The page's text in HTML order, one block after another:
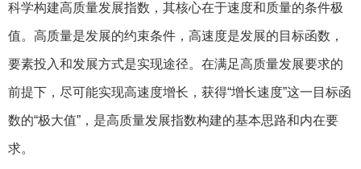
科学构建高质量发展指数，其核心在于速度和质量的条件极
值。高质量是发展的约束条件，高速度是发展的目标函数，
要素投入和发展方式是实现途径。在满足高质量发展要求的
前提下，尽可能实现高速度增长，获得“增长速度”这一目标函
数的“极大值”，是高质量发展指数构建的基本思路和内在要
求。